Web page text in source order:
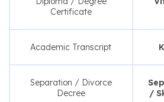
Certificate
Academic Transcript
/
Separation / Divorce
Decree